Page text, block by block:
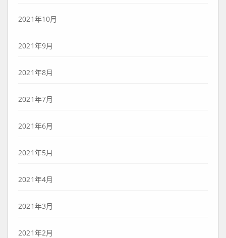
2021年10月
2021年9月
2021年8月
2021年7月
2021年6月
2021年5月
2021年4月
2021年3月
2021年2月